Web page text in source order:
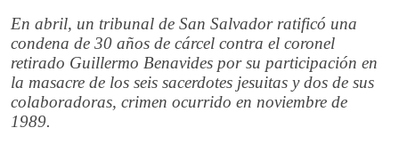
En abril, un tribunal de San Salvador ratificó una
condena de 30 años de cárcel contra el coronel
retirado Guillermo Benavides por su participación en
la masacre de los seis sacerdotes jesuitas y dos de sus
colaboradoras, crimen ocurrido en noviembre de
1989.